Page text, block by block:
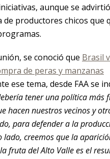
aunque se
de productores chicos que
se conoció que Brasil
de peras y manzanas
ese tema, desde FAA se
tener una política más
hacen nuestros vecinos y
para defender a la
lado, creemos que la
fruta del Alto Valle es el